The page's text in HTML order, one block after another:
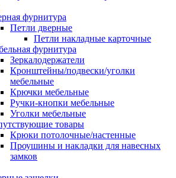
фурнитура
Петли дверные
Петли накладные карточные
фурнитура
Зеркалодержатели
Кронштейны/подвески/уголки
мебельные
Крючки мебельные
Ручки-кнопки мебельные
Уголки мебельные
товары
Крюки потолочные/настенные
Проушины и накладки для навесных
замков